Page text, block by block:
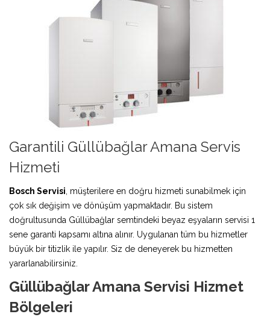
Garantili Güllübağlar Amana Servis
Hizmeti
Bosch Servisi , müşterilere en doğru hizmeti sunabilmek için
çok sık değişim ve dönüşüm yapmaktadır. Bu sistem
doğrultusunda Güllübağlar semtindeki beyaz eşyaların servisi 1
sene garanti kapsamı altına alınır. Uygulanan tüm bu hizmetler
büyük bir titizlik ile yapılır. Siz de deneyerek bu hizmetten
yararlanabilirsiniz.
Güllübağlar Amana Servisi Hizmet
Bölgeleri